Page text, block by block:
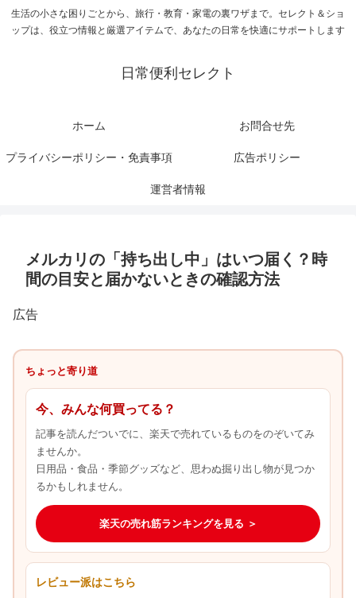
生活の小さな困りごとから、旅行・教育・家電の裏ワザまで。セレクト＆ショ
ップは、役立つ情報と厳選アイテムで、あなたの日常を快適にサポートします
日常便利セレクト
ホーム お問合せ先
プライバシーポリシー・免責事項 広告ポリシー
運営者情報
メルカリの「持ち出し中」はいつ届く？時
間の目安と届かないときの確認方法
広告
ちょっと寄り道
今、みんな何買ってる？
記事を読んだついでに、楽天で売れているものをのぞいてみ
ませんか。
日用品・食品・季節グッズなど、思わぬ掘り出し物が見つか
るかもしれません。
楽天の売れ筋ランキングを見る ＞
レビュー派はこちら